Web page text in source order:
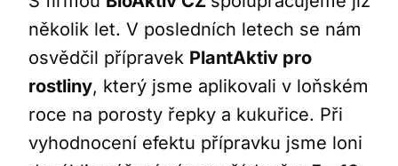
několik let. V posledních letech se nám
osvědčil přípravek PlantAktiv pro
rostliny, který jsme aplikovali v loňském
roce na porosty řepky a kukuřice. Při
vyhodnocení efektu přípravku jsme loni